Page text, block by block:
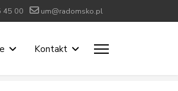
45 00 um@radomsko.pl
Kontakt